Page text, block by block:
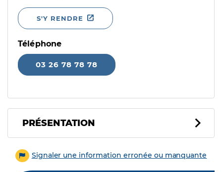
S'Y RENDRE
Téléphone
03 26 78 78 78
PRÉSENTATION
Signaler une information erronée ou manquante